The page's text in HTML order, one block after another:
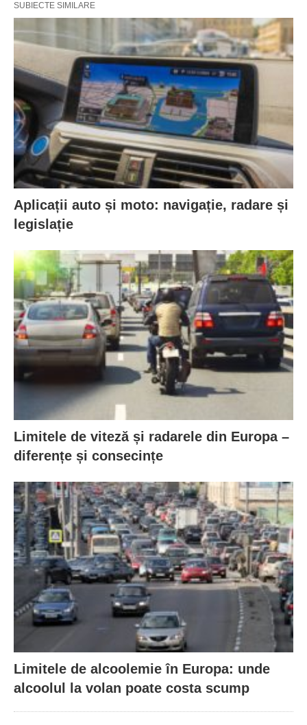
SUBIECTE SIMILARE
Aplicații auto și moto: navigație, radare și
legislație
Limitele de viteză și radarele din Europa –
diferențe și consecințe
Limitele de alcoolemie în Europa: unde
alcoolul la volan poate costa scump